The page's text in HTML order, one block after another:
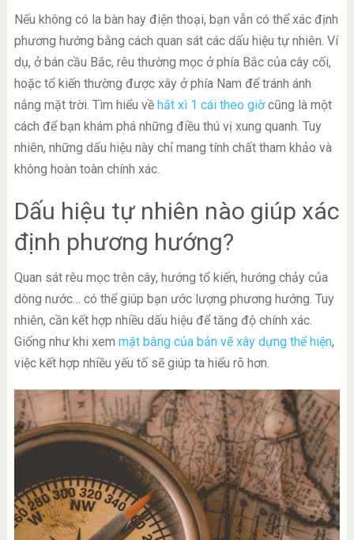
Nếu không có la bàn hay điện thoại, bạn vẫn có thể xác định
phương hướng bằng cách quan sát các dấu hiệu tự nhiên. Ví
dụ, ở bán cầu Bắc, rêu thường mọc ở phía Bắc của cây cối,
hoặc tổ kiến thường được xây ở phía Nam để tránh ánh
nắng mặt trời. Tìm hiểu về hắt xì 1 cái theo giờcũng là một
cách để bạn khám phá những điều thú vị xung quanh. Tuy
nhiên, những dấu hiệu này chỉ mang tính chất tham khảo và
không hoàn toàn chính xác.
Dấu hiệu tự nhiên nào giúp xác
định phương hướng?
Quan sát rêu mọc trên cây, hướng tổ kiến, hướng chảy của
dòng nước… có thể giúp bạn ước lượng phương hướng. Tuy
nhiên, cần kết hợp nhiều dấu hiệu để tăng độ chính xác.
Giống như khi xem mặt bằng của bản vẽ xây dựng thể hiện,
việc kết hợp nhiều yếu tố sẽ giúp ta hiểu rõ hơn.